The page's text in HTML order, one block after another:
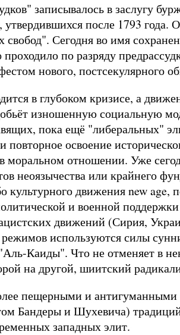
записывалось в заслугу
после 1793 года.
Сегодня во имя
по разряду
нового, постсекулярного
в глубоком кризисе, а
изношенную социальную
пока ещё "либеральных"
освоение
моральном отношении. Уже
неоязычества или крайнего
движения new age,
и военной
движений (Сирия,
используются силы
Каиды". Что не отменяет в
на другой, шиитский
пещерными и
Бандеры и Шухевича)
западных элит.